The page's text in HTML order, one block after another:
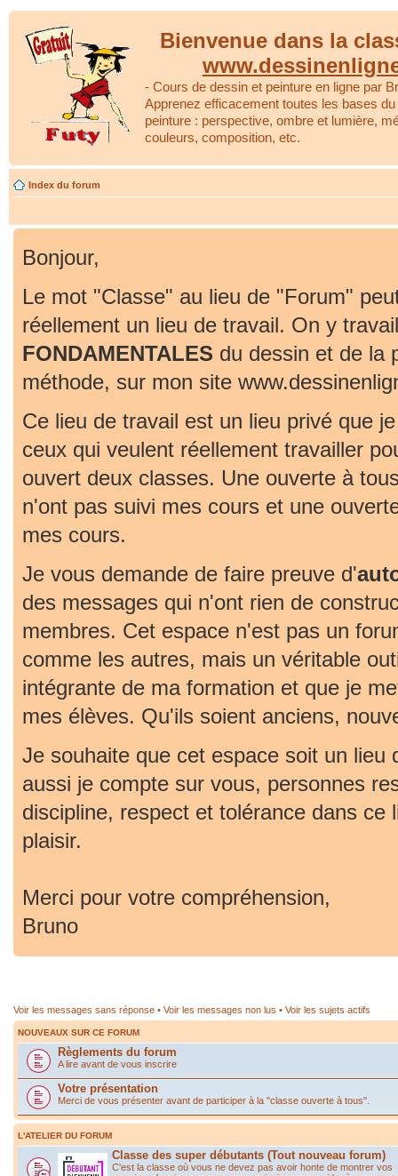
Bienvenue dans la
- Cours de dessin et peinture en ligne par
Apprenez efficacement toutes les bases
peinture : perspective, ombre et lumière,
couleurs, composition, etc.
Index du forum
Bonjour,
Le mot "Classe" au lieu de "Forum"
réellement un lieu de travail. On y
FONDAMENTALES du dessin et de la
méthode, sur mon site
Ce lieu de travail est un lieu privé que
ceux qui veulent réellement travailler
ouvert deux classes. Une ouverte à
n'ont pas suivi mes cours et une
mes cours.
Je vous demande de faire preuve d'
des messages qui n'ont rien de
membres. Cet espace n'est pas un
comme les autres, mais un véritable
intégrante de ma formation et que je
mes élèves. Qu'ils soient anciens,
Je souhaite que cet espace soit un lieu
aussi je compte sur vous, personnes
discipline, respect et tolérance dans ce
plaisir.
Merci pour votre compréhension,
Bruno
Voir les messages sans réponse • Voir les messages non lus • Voir les sujets actifs
NOUVEAUX SUR CE FORUM
Règlements du forum
A lire avant de vous inscrire
Votre présentation
Merci de vous présenter avant de participer à la "classe ouverte à tous".
L'ATELIER DU FORUM
Classe des super débutants (Tout nouveau forum)
C'est la classe où vous ne devez pas avoir honte de montrer vos